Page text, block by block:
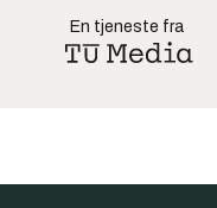
En tjeneste fra